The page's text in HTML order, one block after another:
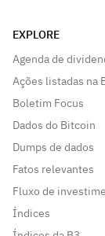
EXPLORE
Agenda de
Ações listadas na
Boletim Focus
Dados do Bitcoin
Dumps de dados
Fatos relevantes
Fluxo de
Índices